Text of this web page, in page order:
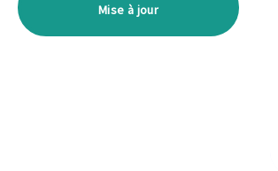
Mise à jour